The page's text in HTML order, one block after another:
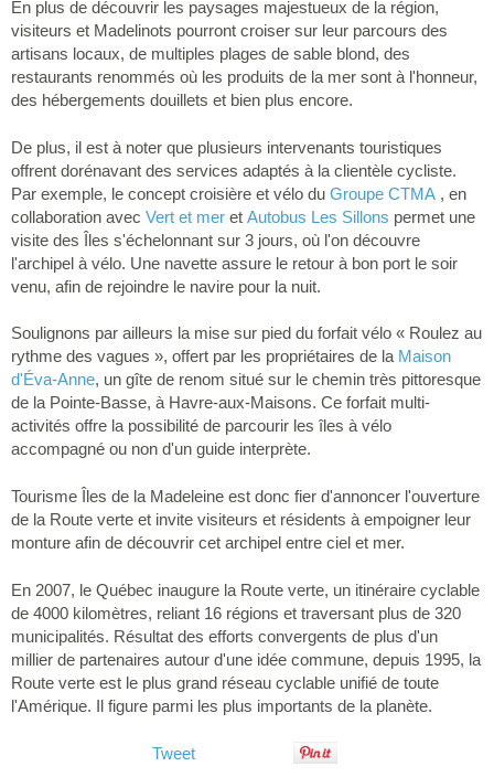
En plus de découvrir les paysages majestueux de la région,
visiteurs et Madelinots pourront croiser sur leur parcours des
artisans locaux, de multiples plages de sable blond, des
restaurants renommés où les produits de la mer sont à l'honneur,
des hébergements douillets et bien plus encore.
De plus, il est à noter que plusieurs intervenants touristiques
offrent dorénavant des services adaptés à la clientèle cycliste.
Par exemple, le concept croisière et vélo du Groupe CTMA , en
collaboration avec Vert et mer et Autobus Les Sillons permet une
visite des Îles s'échelonnant sur 3 jours, où l'on découvre
l'archipel à vélo. Une navette assure le retour à bon port le soir
venu, afin de rejoindre le navire pour la nuit.
Soulignons par ailleurs la mise sur pied du forfait vélo « Roulez au
rythme des vagues », offert par les propriétaires de la Maison
d'Éva-Anne, un gîte de renom situé sur le chemin très pittoresque
de la Pointe-Basse, à Havre-aux-Maisons. Ce forfait multi-
activités offre la possibilité de parcourir les îles à vélo
accompagné ou non d'un guide interprète.
Tourisme Îles de la Madeleine est donc fier d'annoncer l'ouverture
de la Route verte et invite visiteurs et résidents à empoigner leur
monture afin de découvrir cet archipel entre ciel et mer.
En 2007, le Québec inaugure la Route verte, un itinéraire cyclable
de 4000 kilomètres, reliant 16 régions et traversant plus de 320
municipalités. Résultat des efforts convergents de plus d'un
millier de partenaires autour d'une idée commune, depuis 1995, la
Route verte est le plus grand réseau cyclable unifié de toute
l'Amérique. Il figure parmi les plus importants de la planète.
Tweet